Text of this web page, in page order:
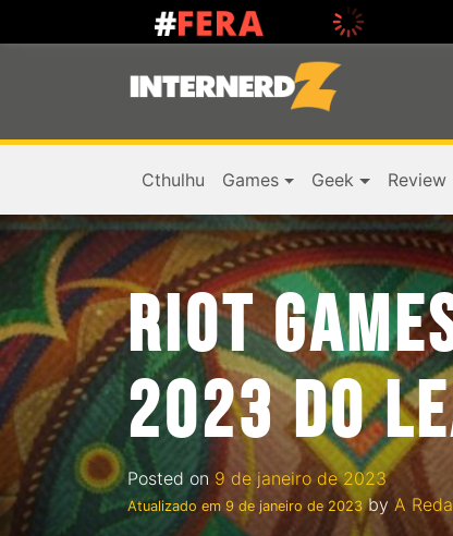
Cthulhu Games Geek Review
RIOT
2023 DO
Posted on 9 de janeiro de 2023
Atualizado em 9 de janeiro de 2023by A